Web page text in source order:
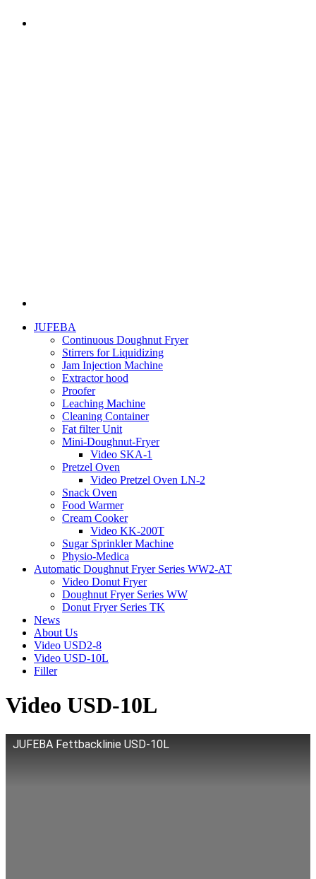
JUFEBA
Continuous Doughnut Fryer
Stirrers for Liquidizing
Jam Injection Machine
Extractor hood
Proofer
Leaching Machine
Cleaning Container
Fat filter Unit
Mini-Doughnut-Fryer
Video SKA-1
Pretzel Oven
Video Pretzel Oven LN-2
Snack Oven
Food Warmer
Cream Cooker
Video KK-200T
Sugar Sprinkler Machine
Physio-Medica
Automatic Doughnut Fryer Series WW2-AT
Video Donut Fryer
Doughnut Fryer Series WW
Donut Fryer Series TK
News
About Us
Video USD2-8
Video USD-10L
Filler
Video USD-10L
JUFEBA Fettbacklinie USD-10L